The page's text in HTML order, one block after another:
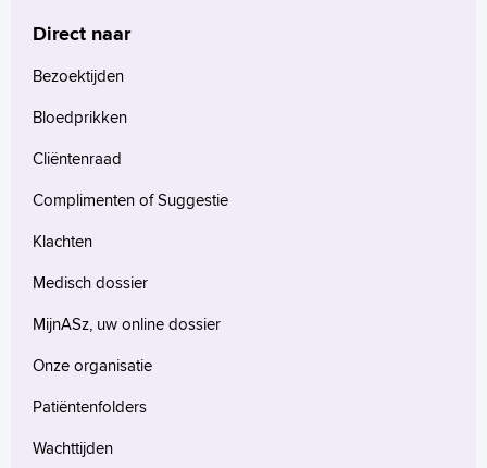
Direct naar
Bezoektijden
Bloedprikken
Cliëntenraad
Complimenten of Suggestie
Klachten
Medisch dossier
MijnASz, uw online dossier
Onze organisatie
Patiëntenfolders
Wachttijden